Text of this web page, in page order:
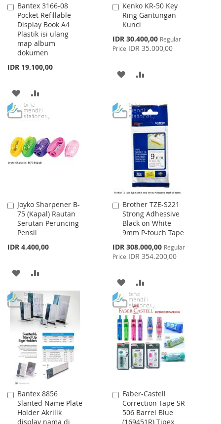
Bantex 3166-08
Pocket Refillable
Display Book A4
Plastik isi ulang
map album
dokumen
IDR 19.100,00
Add
to
Cart
ADD
TO
LIST
TO
Kenko KR-50 Key
Ring Gantungan
Kunci
Special
Price
IDR 30.400,00 Regular
Price IDR 35.000,00
Add
to
Cart
ADD
WISH
LIST
COMPARE
Joyko Sharpener B-
75 (Kapal) Rautan
Serutan Peruncing
Pensil
IDR 4.400,00
Add
to
Cart
ADD
TO
WISH
LIST
TO
COMPARE
Brother TZE-S221
Strong Adhessive
Black on White
9mm P-touch Tape
Special
Price
IDR 308.000,00 Regular
Price IDR 354.200,00
Add
to
Cart
ADD
TO
WISH
LIST
TO
COMPARE
Bantex 8856
Slanted Name Plate
Holder Akrilik
display nama di
Add
to
Cart
Faber-Castell
Correction Tape SR
506 Barrel Blue
(169451R) Tipex
Add
to
Cart